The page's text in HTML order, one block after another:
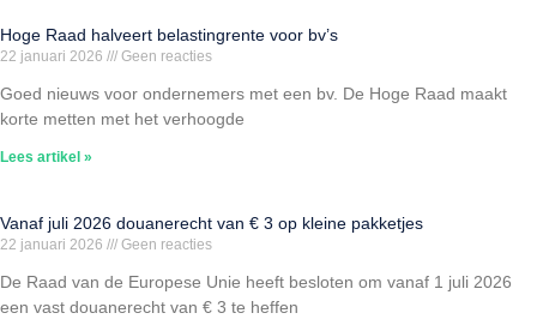
Hoge Raad halveert belastingrente voor bv’s
22 januari 2026 Geen reacties
Goed nieuws voor ondernemers met een bv. De Hoge Raad maakt
korte metten met het verhoogde
Lees artikel »
Vanaf juli 2026 douanerecht van € 3 op kleine pakketjes
22 januari 2026 Geen reacties
De Raad van de Europese Unie heeft besloten om vanaf 1 juli 2026
een vast douanerecht van € 3 te heffen